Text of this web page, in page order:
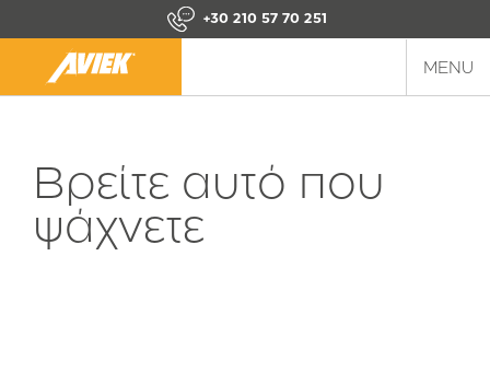
+30 210 57 70 251
MENU
Βρείτε αυτό που
ψάχνετε